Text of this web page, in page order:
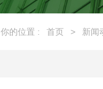
你的位置 : 首页 > 新闻